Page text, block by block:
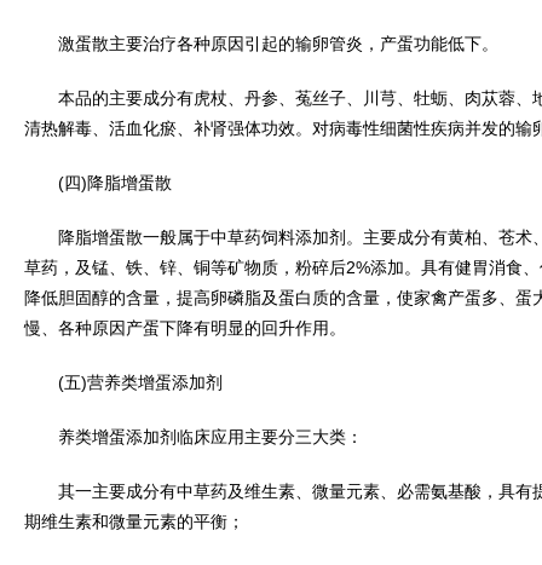
激蛋散主要治疗各种原因引起的输卵管炎，产蛋功能低下。
本品的主要成分有虎杖、丹参、菟丝子、川芎、牡蛎、肉苁蓉、
清热解毒、活血化瘀、补肾强体功效。对病毒性细菌性疾病并发的输
(四)降脂增蛋散
降脂增蛋散一般属于中草药饲料添加剂。主要成分有黄柏、苍术
草药，及锰、铁、锌、铜等矿物质，粉碎后2%添加。具有健胃消食
降低胆固醇的含量，提高卵磷脂及蛋白质的含量，使家禽产蛋多、
慢、各种原因产蛋下降有明显的回升作用。
(五)营养类增蛋添加剂
养类增蛋添加剂临床应用主要分三大类：
其一主要成分有中草药及维生素、微量元素、必需氨基酸，具有
期维生素和微量元素的平衡；